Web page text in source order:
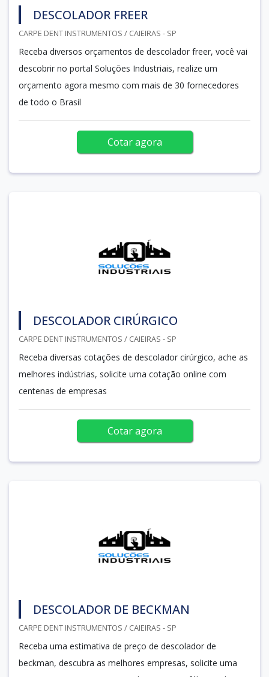
DESCOLADOR FREER
CARPE DENT INSTRUMENTOS / CAIEIRAS - SP
Receba diversos orçamentos de descolador freer, você vai
descobrir no portal Soluções Industriais, realize um
orçamento agora mesmo com mais de 30 fornecedores
de todo o Brasil
Cotar agora
DESCOLADOR CIRÚRGICO
CARPE DENT INSTRUMENTOS / CAIEIRAS - SP
Receba diversas cotações de descolador cirúrgico, ache as
melhores indústrias, solicite uma cotação online com
centenas de empresas
Cotar agora
DESCOLADOR DE BECKMAN
CARPE DENT INSTRUMENTOS / CAIEIRAS - SP
Receba uma estimativa de preço de descolador de
beckman, descubra as melhores empresas, solicite uma